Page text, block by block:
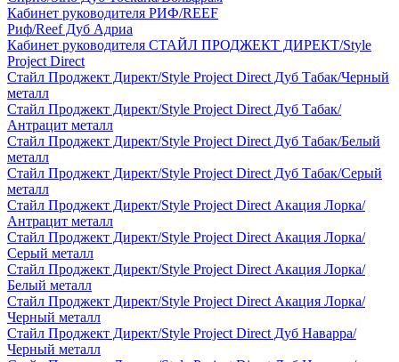
Кабинет руководителя РИФ/REEF
Риф/Reef Дуб Адриа
Кабинет руководителя СТАЙЛ ПРОДЖЕКТ ДИРЕКТ/Style
Project Direct
Стайл Проджект Директ/Style Project Direct Дуб Табак/Черный
металл
Стайл Проджект Директ/Style Project Direct Дуб Табак/
Антрацит металл
Стайл Проджект Директ/Style Project Direct Дуб Табак/Белый
металл
Стайл Проджект Директ/Style Project Direct Дуб Табак/Серый
металл
Стайл Проджект Директ/Style Project Direct Акация Лорка/
Антрацит металл
Стайл Проджект Директ/Style Project Direct Акация Лорка/
Серый металл
Стайл Проджект Директ/Style Project Direct Акация Лорка/
Белый металл
Стайл Проджект Директ/Style Project Direct Акация Лорка/
Черный металл
Стайл Проджект Директ/Style Project Direct Дуб Наварра/
Черный металл